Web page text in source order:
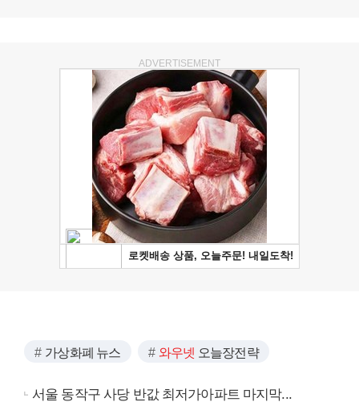
ADVERTISEMENT
가상화폐 뉴스 와우넷 오늘장전략
서울 동작구 사당 반값 최저가아파트 마지막...